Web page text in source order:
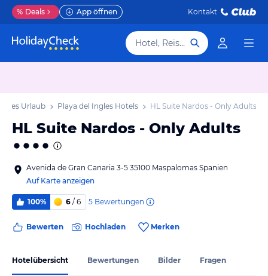
% Deals App öffnen Kontakt
Hotel, Reiseziel
Urlaub Playa del Ingles Hotels HL Suite Nardos - Only Adults
HL Suite Nardos - Only Adults
Avenida de Gran Canaria 3-5 35100 Maspalomas Spanien
Auf Karte anzeigen
100% 6 / 6 5 Bewertungen
Bewerten Hochladen Merken
Hotelübersicht Bewertungen Bilder Fragen